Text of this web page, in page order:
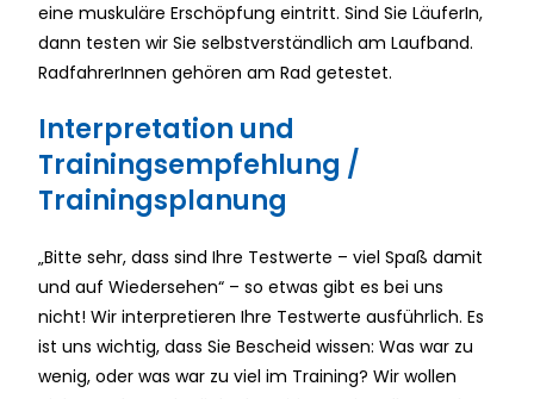
eine muskuläre Erschöpfung eintritt. Sind Sie LäuferIn,
dann testen wir Sie selbstverständlich am Laufband.
RadfahrerInnen gehören am Rad getestet.
Interpretation und
Trainingsempfehlung /
Trainingsplanung
„Bitte sehr, dass sind Ihre Testwerte – viel Spaß damit
und auf Wiedersehen“ – so etwas gibt es bei uns
nicht! Wir interpretieren Ihre Testwerte ausführlich. Es
ist uns wichtig, dass Sie Bescheid wissen: Was war zu
wenig, oder was war zu viel im Training? Wir wollen